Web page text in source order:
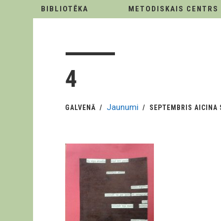
BIBLIOTĒKA
METODISKAIS CENTRS
4
GALVENĀ Jaunumi SEPTEMBRIS AICINA